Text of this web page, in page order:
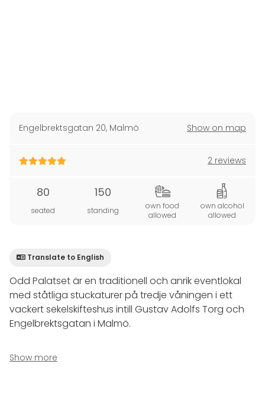
Engelbrektsgatan 20, Malmö Show on map
2 reviews
80
seated
150
standing
own food
allowed
own alcohol
allowed
Translate to English
Odd Palatset är en traditionell och anrik eventlokal
med ståtliga stuckaturer på tredje våningen i ett
vackert sekelskifteshus intill Gustav Adolfs Torg och
Engelbrektsgatan i Malmö.
Hyr den pampiga matsalen för ert evenemang,
privat eller med företaget, för upp till 80 sittande
Show more